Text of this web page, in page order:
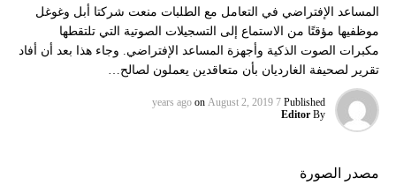
المساعد الإفتراضي في التعامل مع الطلبات منعت شركتا أبل وغوغل
موظفيها مؤقتًا من الاستماع إلى التسجيلات الصوتية التي تلتقطها
مكبرات الصوت الذكية وأجهزة المساعد الإفتراضي. وجاء هذا بعد أن أفاد
تقرير لصحيفة الغارديان بأن متعاقدين يعملون لصالح…
Published
7 years ago
on August 2, 2019
By
Editor
مصدر الصورة